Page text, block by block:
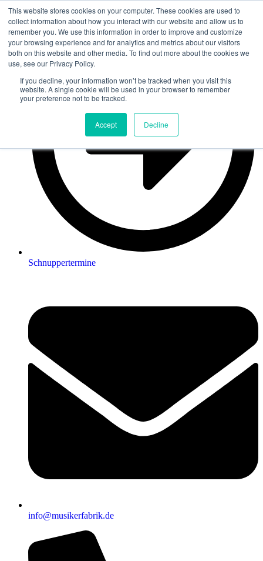
This website stores cookies on your computer. These cookies are used to
collect information about how you interact with our website and allow us to
remember you. We use this information in order to improve and customize
your browsing experience and for analytics and metrics about our visitors
both on this website and other media. To find out more about the cookies we
use, see our Privacy Policy.
If you decline, your information won’t be tracked when you visit this
website. A single cookie will be used in your browser to remember
your preference not to be tracked.
Accept Decline
Schnuppertermine
info@musikerfabrik.de